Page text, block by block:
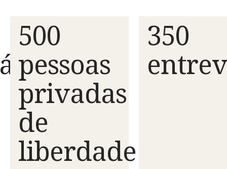
500
pessoas
privadas
de
liberdade
350